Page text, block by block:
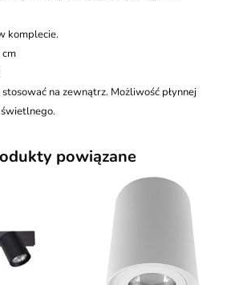
komplecie.
na zewnątrz. Możliwość płynnej
powiązane